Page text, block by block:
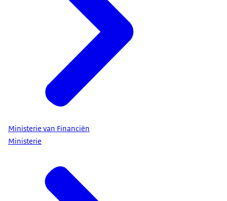
Ministerie van Financiën
Ministerie